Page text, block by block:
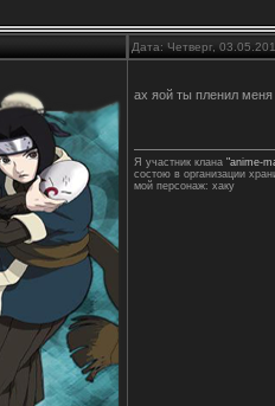
Дата: Четверг,
ах яой ты пленил меня
Я участник клана "anime-
состою в организации
мой персонаж: хаку